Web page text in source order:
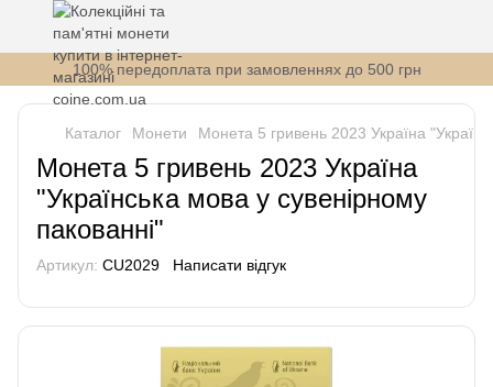
100% передоплата при замовленнях до 500 грн
Каталог Монети Монета 5 гривень 2023 Україна
Монета 5 гривень 2023 Україна
"Українська мова у сувенірному
пакованні"
Артикул: СU2029 Написати відгук